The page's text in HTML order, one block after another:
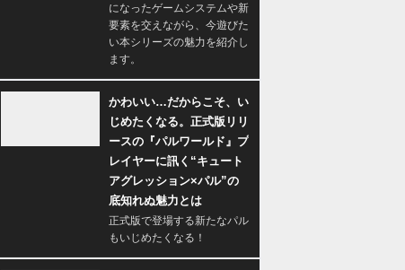
になったゲームシステムや新
要素を交えながら、今遊びた
い本シリーズの魅力を紹介し
ます。
かわいい…だからこそ、い
じめたくなる。正式版リリ
ースの『パルワールド』プ
レイヤーに訊く“キュート
アグレッション×パル”の
底知れぬ魅力とは
正式版で登場する新たなパル
もいじめたくなる！